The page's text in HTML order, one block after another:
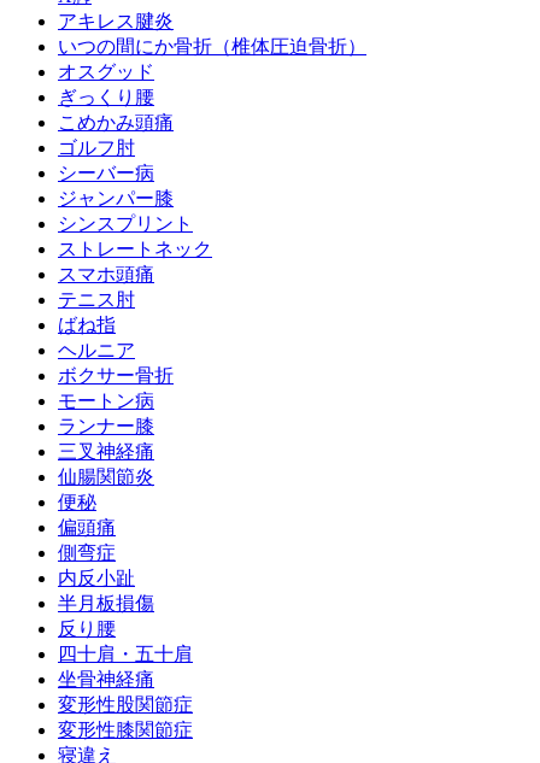
アキレス腱炎
いつの間にか骨折（椎体圧迫骨折）
オスグッド
ぎっくり腰
こめかみ頭痛
ゴルフ肘
シーバー病
ジャンパー膝
シンスプリント
ストレートネック
スマホ頭痛
テニス肘
ばね指
ヘルニア
ボクサー骨折
モートン病
ランナー膝
三叉神経痛
仙腸関節炎
便秘
偏頭痛
側弯症
内反小趾
半月板損傷
反り腰
四十肩・五十肩
坐骨神経痛
変形性股関節症
変形性膝関節症
寝違え